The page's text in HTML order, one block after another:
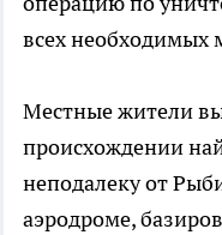
всех необходимых
Местные жители
происхождении
неподалеку от
аэродроме,